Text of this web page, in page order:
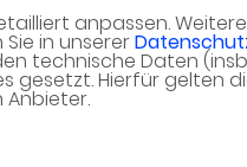
anpassen.
in unserer
technische Daten
gesetzt. Hierfür gelten
Anbieter.